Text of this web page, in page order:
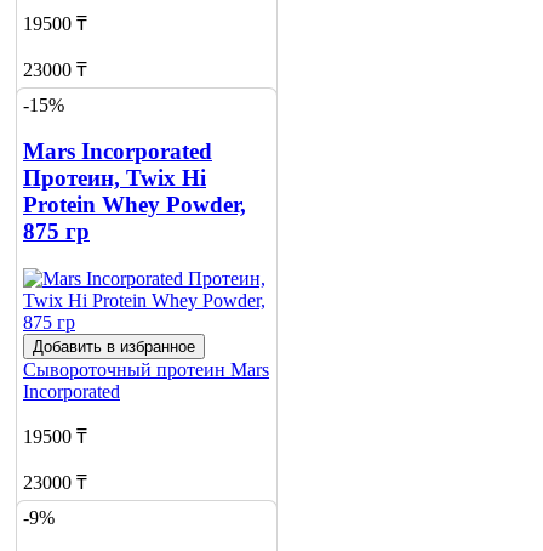
19500 ₸
23000 ₸
Добавить в корзину
-15%
Mars Incorporated
Протеин, Twix Hi
Protein Whey Powder,
875 гр
Добавить в избранное
Сывороточный протеин Mars
Incorporated
19500 ₸
23000 ₸
Добавить в корзину
-9%